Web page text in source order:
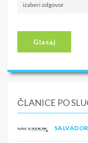
izaberi odgovor
Glasaj
ČLANICE PO